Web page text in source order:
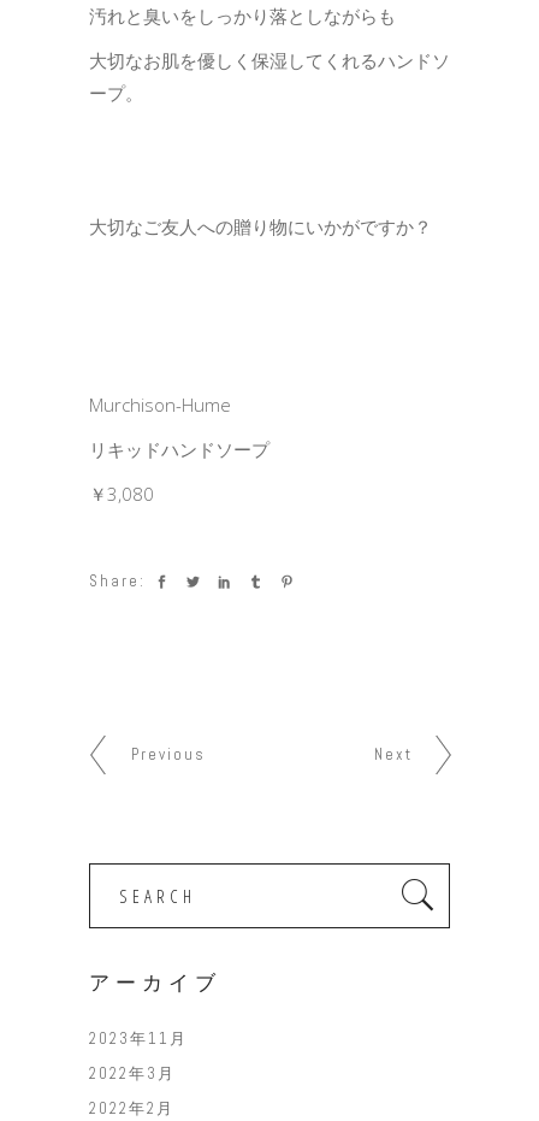
汚れと臭いをしっかり落としながらも
大切なお肌を優しく保湿してくれるハンドソ
ープ。
大切なご友人への贈り物にいかがですか？
Murchison-Hume
リキッドハンドソープ
￥3,080
Share:
Previous Next
アーカイブ
2023年11月
2022年3月
2022年2月